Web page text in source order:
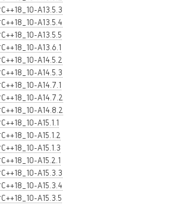
A13.5.3
A13.5.4
A13.5.5
A13.6.1
A14.5.2
A14.5.3
A14.7.1
A14.7.2
A14.8.2
A15.1.1
A15.1.2
A15.1.3
A15.2.1
A15.3.3
A15.3.4
A15.3.5